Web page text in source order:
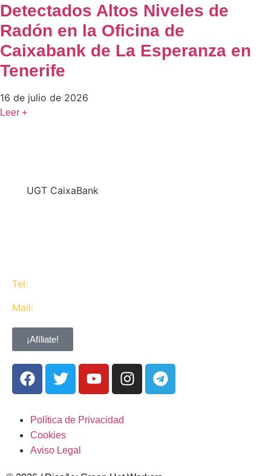
Detectados Altos Niveles de
Radón en la Oficina de
Caixabank de La Esperanza en
Tenerife
16 de julio de 2026
Leer +
UGT CaixaBank
Tel:
Mail:
¡Afíliate!
Política de Privacidad
Cookies
Aviso Legal